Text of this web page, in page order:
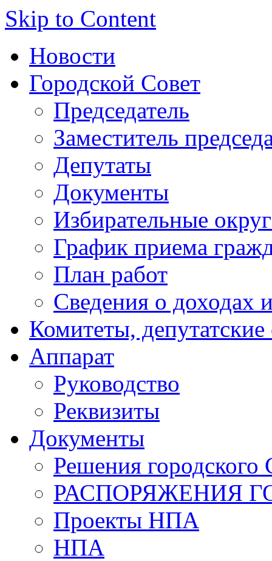
Skip to Content
Новости
Городской Совет
Председатель
Заместитель
Депутаты
Документы
Избирательные
График приема
План работ
Сведения о доходах
Комитеты,
Аппарат
Руководство
Реквизиты
Документы
Решения городского
РАСПОРЯЖЕНИЯ
Проекты НПА
НПА